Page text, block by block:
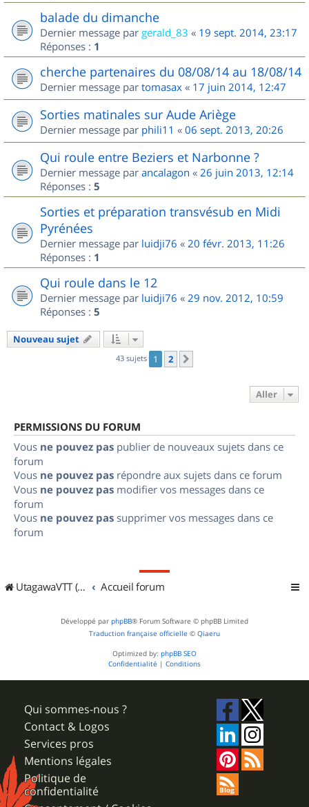
balade du dimanche
Dernier message par gerald_83 « 19 sept. 2014, 23:17
Réponses : 1
cherche partenaires du 08/08/14 au 18/08/14
Dernier message par tomasax « 17 juin 2014, 12:47
Sorties matinales sur Aude Ariège
Dernier message par phili11 « 06 sept. 2013, 20:26
Qui roule entre Beziers et Narbonne ?
Dernier message par ancalagon « 26 juin 2013, 12:14
Réponses : 5
Sorties et préparation transvésub en Midi
Pyrénées
Dernier message par luidji76 « 20 févr. 2013, 11:26
Réponses : 1
Qui roule dans le 12
Dernier message par luidji76 « 29 nov. 2012, 10:59
Réponses : 5
Nouveau sujet
43 sujets 1 2
Aller
PERMISSIONS DU FORUM
Vous ne pouvez pas publier de nouveaux sujets dans ce
forum
Vous ne pouvez pas répondre aux sujets dans ce forum
Vous ne pouvez pas modifier vos messages dans ce
forum
Vous ne pouvez pas supprimer vos messages dans ce
forum
UtagawaVTT (Randos VTT et VTTAE avec traces GPS) Accueil forum
Développé par phpBB® Forum Software © phpBB Limited
Traduction française officielle © Qiaeru
Optimized by: phpBB SEO
Confidentialité | Conditions
Qui sommes-nous ?
Contact & Logos
Services pros
Mentions légales
Politique de
confidentialité